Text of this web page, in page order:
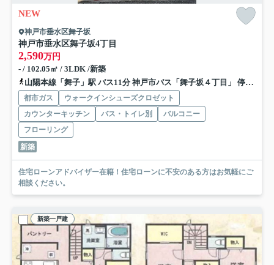
NEW
神戸市垂水区舞子坂
神戸市垂水区舞子坂4丁目
2,590万円
- / 102.05㎡ / 3LDK /新築
山陽本線「舞子」駅 バス11分 神戸市バス「舞子坂４丁目」 停歩4分
都市ガス
ウォークインシューズクロゼット
カウンターキッチン
バス・トイレ別
バルコニー
フローリング
新築
住宅ローンアドバイザー在籍！住宅ローンに不安のある方はお気軽にご
相談ください。
新築一戸建